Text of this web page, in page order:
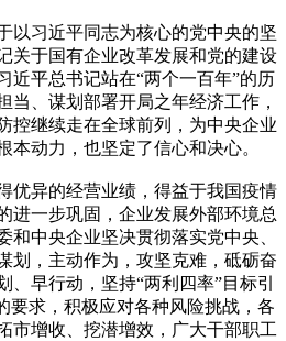
以习近平同志为核心的党中央的坚
关于国有企业改革发展和党的建设
近平总书记站在“两个一百年”的历
当、谋划部署开局之年经济工作，
控继续走在全球前列，为中央企业
本动力，也坚定了信心和决心。
优异的经营业绩，得益于我国疫情
进一步巩固，企业发展外部环境总
和中央企业坚决贯彻落实党中央、
划，主动作为，攻坚克难，砥砺奋
早行动，坚持“两利四率”目标引
要求，积极应对各种风险挑战，各
市增收、挖潜增效，广大干部职工